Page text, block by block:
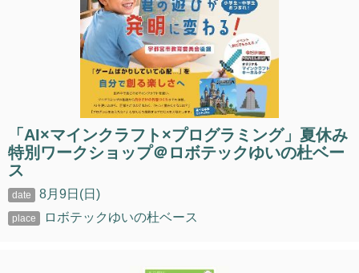
「AI×マインクラフト×プログラミング」夏休み
特別ワークショップ＠ロボテックゆいの杜ベー
ス
8月9日(日)
ロボテックゆいの杜ベース